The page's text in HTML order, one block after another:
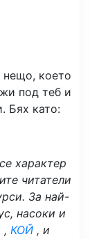
нещо, което
под теб и
Бях като:
характер
читатели
За най-
насоки и
, КОЙ , и